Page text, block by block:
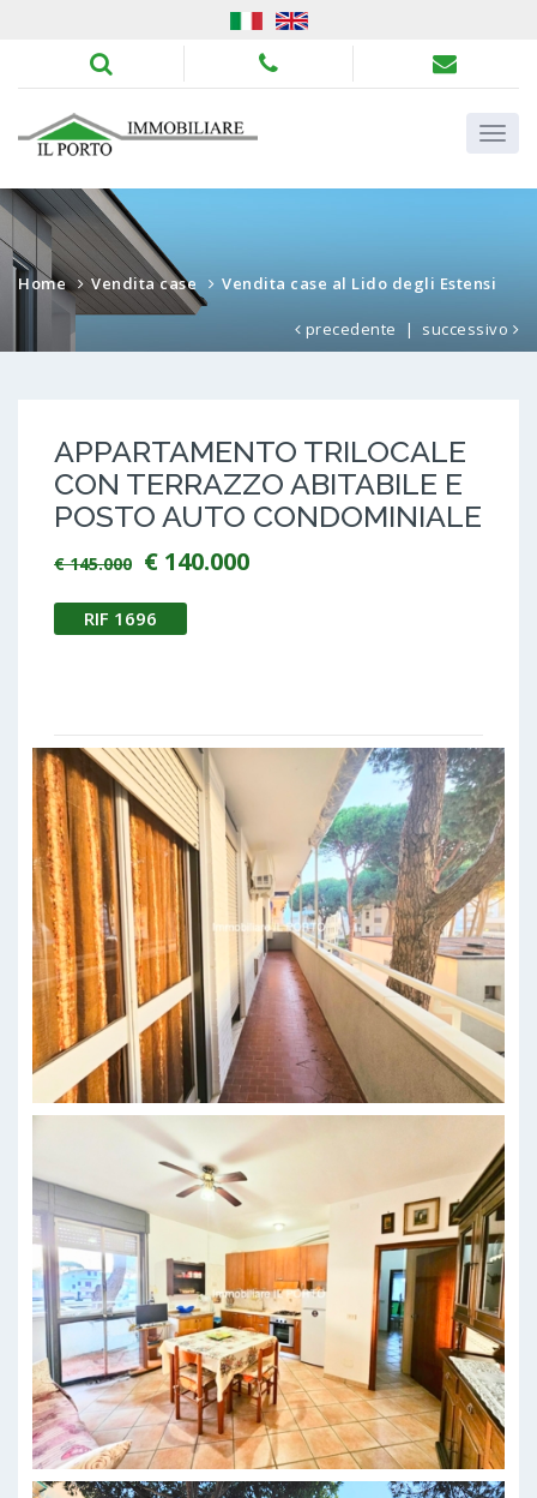
Home Vendita case Vendita case al Lido degli Estensi
precedente | successivo
APPARTAMENTO TRILOCALE
CON TERRAZZO ABITABILE E
POSTO AUTO CONDOMINIALE
€ 145.000 € 140.000
RIF 1696